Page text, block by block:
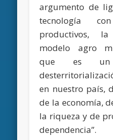
argumento de
tecnología
productivos,
modelo agro
que es un
en nuestro país,
de la economía,
la riqueza y de
dependencia”.